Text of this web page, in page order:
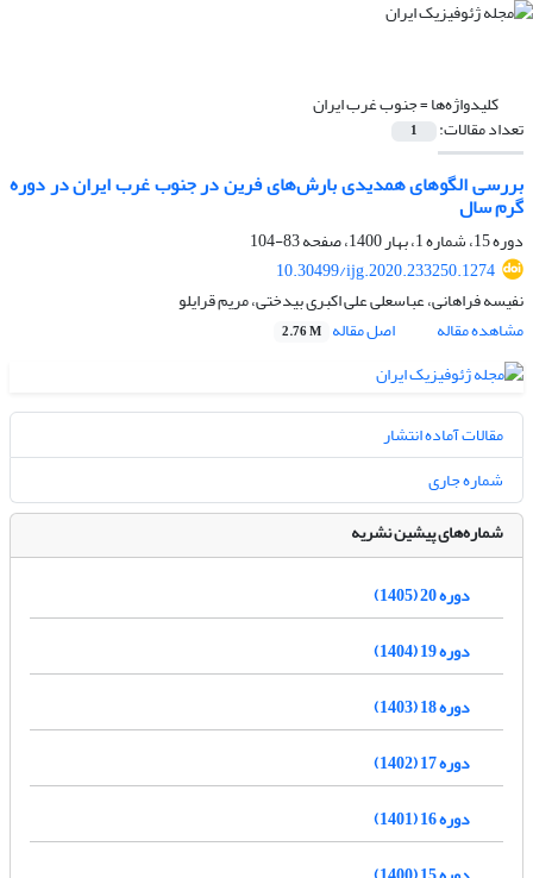
کلیدواژه‌ها =جنوب غرب ایران
تعداد مقالات: 1
بررسی الگوهای همدیدی بارش‌های فرین در جنوب غرب ایران در دوره
گرم سال
دوره 15، شماره 1، بهار 1400، صفحه
83-104
10.30499/ijg.2020.233250.1274
نفیسه فراهانی، عباسعلی علی اکبری بیدختی، مریم قرایلو
مشاهده مقاله
اصل مقاله 2.76 M
مقالات آماده انتشار
شماره جاری
شماره‌های پیشین نشریه
دوره 20 (1405)
دوره 19 (1404)
دوره 18 (1403)
دوره 17 (1402)
دوره 16 (1401)